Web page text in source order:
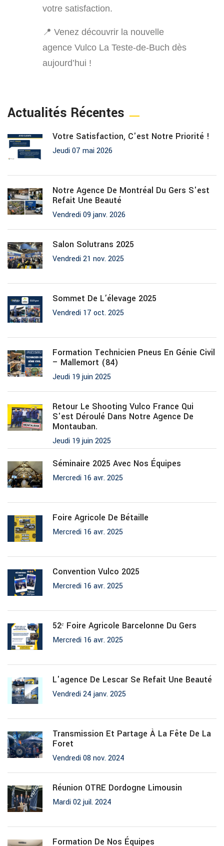
votre satisfaction.
📍 Venez découvrir la nouvelle
agence Vulco La Teste-de-Buch dès
aujourd’hui !
Actualités Récentes
Votre Satisfaction, C'est Notre Priorité !
Jeudi 07 mai 2026
Notre Agence De Montréal Du Gers S'est
Refait Une Beauté
Vendredi 09 janv. 2026
Salon Solutrans 2025
Vendredi 21 nov. 2025
Sommet De L’élevage 2025
Vendredi 17 oct. 2025
Formation Technicien Pneus En Génie Civil
– Mallemort (84)
Jeudi 19 juin 2025
Retour Le Shooting Vulco France Qui
S'est Déroulé Dans Notre Agence De
Montauban.
Jeudi 19 juin 2025
Séminaire 2025 Avec Nos Équipes
Mercredi 16 avr. 2025
Foire Agricole De Bétaille
Mercredi 16 avr. 2025
Convention Vulco 2025
Mercredi 16 avr. 2025
52ᵉ Foire Agricole Barcelonne Du Gers
Mercredi 16 avr. 2025
L'agence De Lescar Se Refait Une Beauté
Vendredi 24 janv. 2025
Transmission Et Partage À La Fête De La
Foret
Vendredi 08 nov. 2024
Réunion OTRE Dordogne Limousin
Mardi 02 juil. 2024
Formation De Nos Équipes